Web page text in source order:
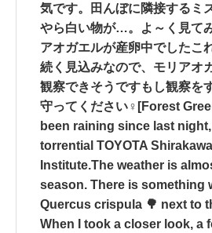
気です。田んぼに隣接するミ
やら白い物が…。よ～く見て
アオガエルが産卵中でしたこ
続く見込みなので、モリアオ
観察できそうですもし観察を
守ってください‍♀️[Forest
been raining since last
torrential TOYOTA
Institute.The weather is
season. There is something
Quercus crispula 🌳 next to
When I took a closer look, a